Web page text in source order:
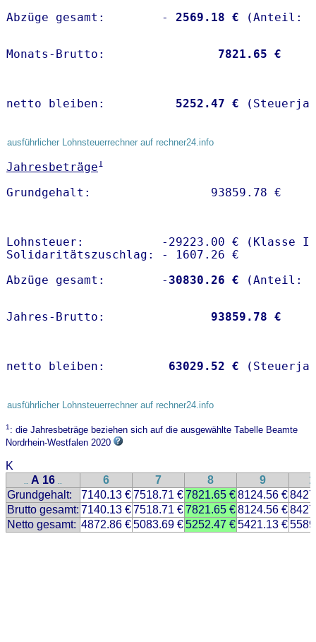
Abzüge gesamt:        -
2569.18 €
Monats-Brutto: 7821.65 €
netto bleiben: 5252.47 €
ausführlicher Lohnsteuerrechner auf rechner24.info
Jahresbeträge1
Lohnsteuer:           -29223.00 € (Klasse I)
Solidaritätszuschlag: - 1607.26 €
Abzüge gesamt:        - 30830.26 €
Jahres-Brutto: 93859.78 €
netto bleiben: 63029.52 €
ausführlicher Lohnsteuerrechner auf rechner24.info
1: die Jahresbeträge beziehen sich auf die ausgewählte Tabelle Beamte
Nordrhein-Westfalen 2020
K
.. A 16 .. 6 7 8 9
Grundgehalt:
7140.13 €7518.71 €7821.65 €8124.56 €
Brutto gesamt: 7140.13 €7518.71 €7821.65 €8124.56 €
Netto gesamt: 4872.86 €5083.69 €5252.47 €5421.13 €